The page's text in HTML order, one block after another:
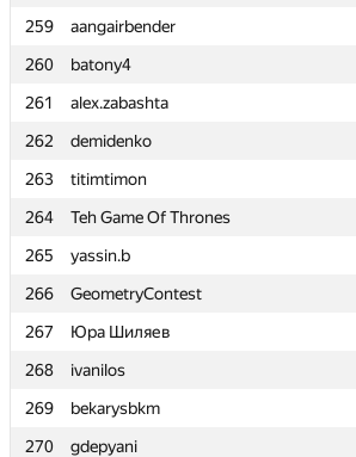
259
aangairbender
260
batony4
261
alex.zabashta
262
demidenko
263
titimtimon
264
Teh Game Of Thrones
265
yassin.b
266
GeometryContest
267
Юра Шиляев
268
ivanilos
269
bekarysbkm
270
gdepyani
259
aangairbender
260
batony4
261
alex.zabashta
262
demidenko
263
titimtimon
264
Teh Game Of Thrones
265
yassin.b
266
GeometryContest
267
Юра Шиляев
268
ivanilos
269
bekarysbkm
270
gdepyani